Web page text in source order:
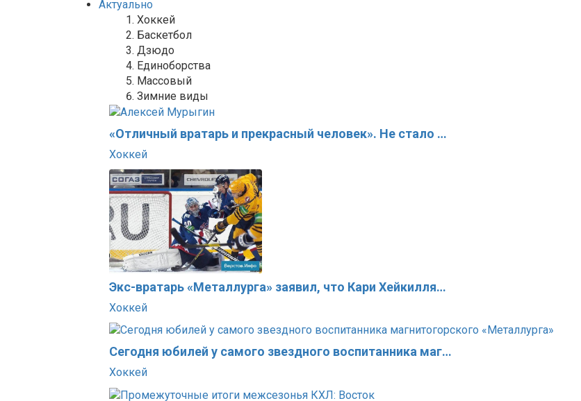
Актуально
Хоккей
Баскетбол
Дзюдо
Единоборства
Массовый
Зимние виды
«Отличный вратарь и прекрасный человек». Не стало …
Хоккей
Экс-вратарь «Металлурга» заявил, что Кари Хейкилля…
Хоккей
Сегодня юбилей у самого звездного воспитанника маг…
Хоккей